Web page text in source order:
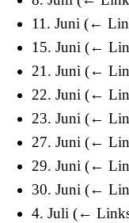
11. Juni (←
15. Juni (←
21. Juni (←
22. Juni (←
23. Juni (←
27. Juni (←
29. Juni (←
30. Juni (←
4. Juli (←